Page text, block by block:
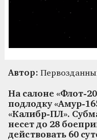
Автор:
На салоне «Флот-
подлодку «Амур-
«Калибр-ПЛ».
несет до 28
действовать 60